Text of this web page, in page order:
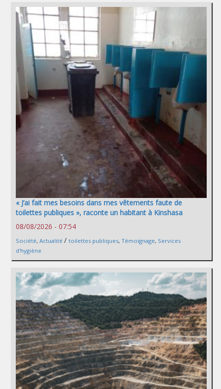
« J’ai fait mes besoins dans mes vêtements faute de
toilettes publiques », raconte un habitant à Kinshasa
08/08/2026 - 07:54
Société, Actualité / toilettes publiques, Témoignage, Services
d'hygiène